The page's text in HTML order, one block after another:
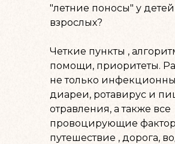
"летние поносы" у
взрослых?
Четкие пункты ,
помощи, приоритеты.
не только
диареи, ротавирус и
отравления, а также все
провоцирующие
путешествие , дорога,